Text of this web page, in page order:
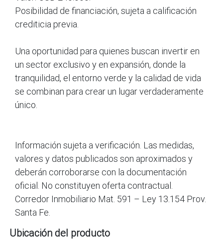
Posibilidad de financiación, sujeta a calificación
crediticia previa.
Una oportunidad para quienes buscan invertir en
un sector exclusivo y en expansión, donde la
tranquilidad, el entorno verde y la calidad de vida
se combinan para crear un lugar verdaderamente
único.
Información sujeta a verificación. Las medidas,
valores y datos publicados son aproximados y
deberán corroborarse con la documentación
oficial. No constituyen oferta contractual.
Corredor Inmobiliario Mat. 591 – Ley 13.154 Prov.
Santa Fe.
Ubicación del producto